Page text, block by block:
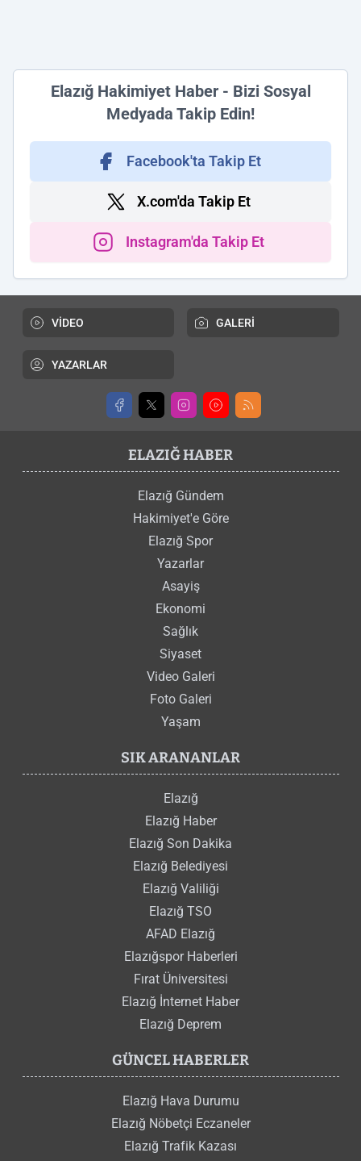
Elazığ Hakimiyet Haber - Bizi Sosyal
Medyada Takip Edin!
Facebook'ta Takip Et
X.com'da Takip Et
Instagram'da Takip Et
VİDEO GALERİ
YAZARLAR
ELAZIĞ HABER
Elazığ Gündem
Hakimiyet'e Göre
Elazığ Spor
Yazarlar
Asayiş
Ekonomi
Sağlık
Siyaset
Video Galeri
Foto Galeri
Yaşam
SIK ARANANLAR
Elazığ
Elazığ Haber
Elazığ Son Dakika
Elazığ Belediyesi
Elazığ Valiliği
Elazığ TSO
AFAD Elazığ
Elazığspor Haberleri
Fırat Üniversitesi
Elazığ İnternet Haber
Elazığ Deprem
GÜNCEL HABERLER
Elazığ Hava Durumu
Elazığ Nöbetçi Eczaneler
Elazığ Trafik Kazası